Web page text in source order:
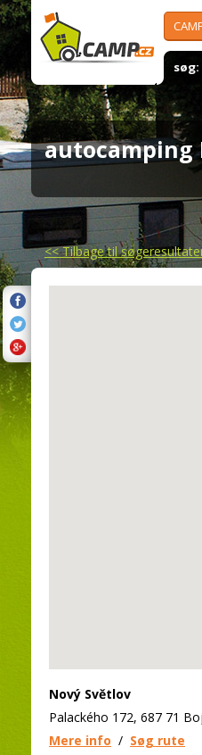
søg:
autocamping
<<Tilbage til
Nový Světlov
Palackého 172, 687 71
Mere info / Søg rute